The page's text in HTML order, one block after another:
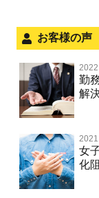
不正
住居
名誉
不正競争防止法
風営法・風適
文書偽造・偽
著作権法違反
放火・失火
名誉棄損罪・
面会・差し入れ
お客様の声
勤
解
女
化